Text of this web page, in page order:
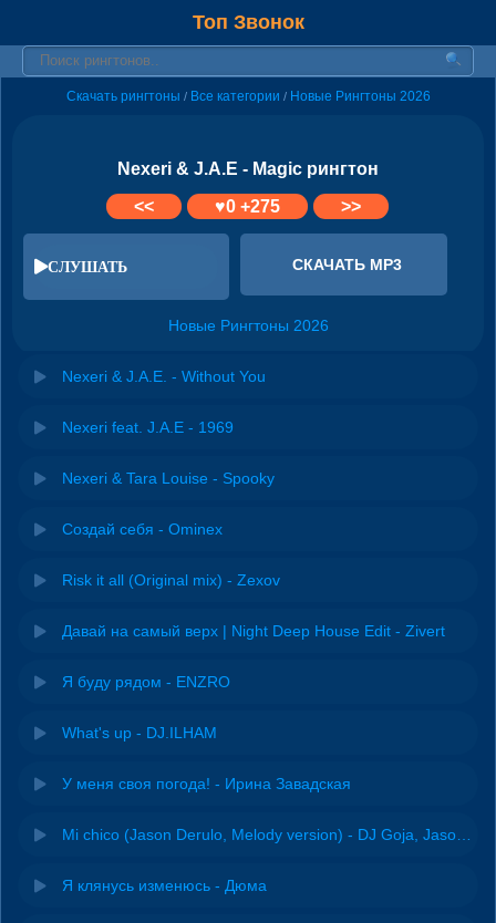
Топ Звонок
Скачать рингтоны / Все категории / Новые Рингтоны 2026
Nexeri & J.A.E - Magic рингтон
<<
♥0+275 >>
СЛУШАТЬ СКАЧАТЬ MP3
Новые Рингтоны 2026
Nexeri & J.A.E. - Without You
Nexeri feat. J.A.E - 1969
Nexeri & Tara Louise - Spooky
Создай себя - Ominex
Risk it all (Original mix) - Zexov
Давай на самый верх | Night Deep House Edit - Zivert
Я буду рядом - ENZRO
What's up - DJ.ILHAM
У меня своя погода! - Ирина Завадская
Я клянусь изменюсь - Дюма